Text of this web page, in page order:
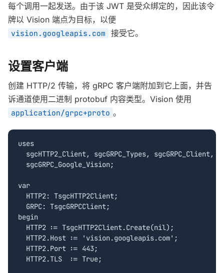
每个调用一起发送。由于该 JWT 是受众绑定的，因此该令
牌以 Vision 端点为目标，以便
vision.googleapis.com 接受它。
设置客户端
创建 HTTP/2 传输，将 gRPC 客户端附加到它上面，并告
诉通道使用二进制 protobuf 内容类型。Vision 使用
application/grpc+proto 。
uses
  sgcHTTP2_Client, sgcGRPC_Types, sgcGRPC_Client,
  sgcGRPC_Google_Vision;
var
  HTTP2: TsgcHTTP2Client;
  GRPC: TsgcGRPCClient;
begin
  HTTP2 := TsgcHTTP2Client.Create(nil);
  HTTP2.Host := 'vision.googleapis.com';
  HTTP2.Port := 443;
  HTTP2.TLS  := True;